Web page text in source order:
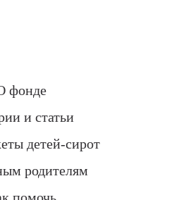
фонде
и статьи
детей-сирот
родителям